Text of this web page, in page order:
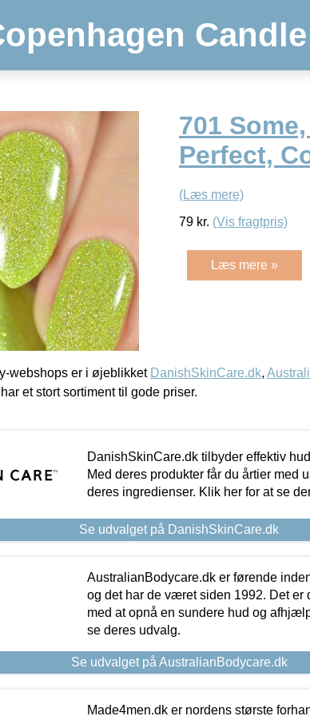
701
Perfect,
(Læs mere)
79 kr. (Vis fragtpris)
Læs mere »
webshops er i øjeblikket DanishSkinCare.dk,
et stort sortiment til gode priser.
DanishSkinCare.dk tilbyder effektiv
Med deres produkter får du årtier med
deres ingredienser. Klik her for at se
Se udvalget på DanishSkinCare.dk
AustralianBodycare.dk er førende
og det har de været siden 1992. Det
med at opnå en sundere hud og
se deres udvalg.
Se udvalget på AustralianBodycare.dk
Made4men.dk er nordens største